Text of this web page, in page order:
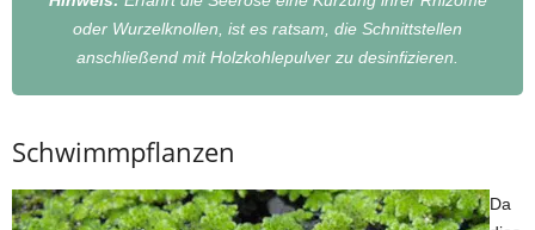
oder Wurzelknollen, ist es ratsam, die Schnittstellen
anschließend mit Holzkohlepulver zu desinfizieren.
Schwimmpflanzen
Da